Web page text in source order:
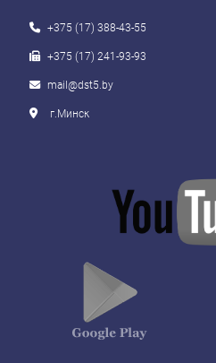
+375 (17) 388-43-55
+375 (17) 241-93-93
mail@dst5.by
г.Минск